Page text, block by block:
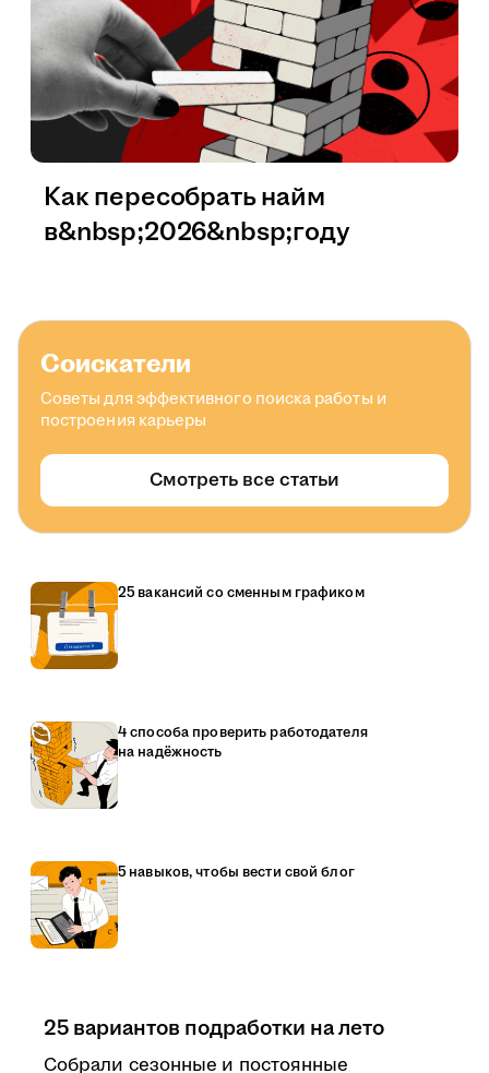
Как пересобрать найм
в&nbsp;2026&nbsp;году
Соискатели
Советы для эффективного поиска работы и
построения карьеры
Смотреть все статьи
25 вакансий со сменным графиком
4 способа проверить работодателя
на надёжность
5 навыков, чтобы вести свой блог
25 вариантов подработки на лето
Собрали сезонные и постоянные